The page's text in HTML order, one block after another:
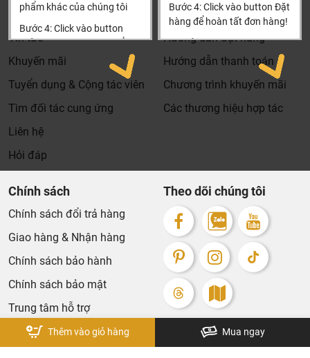
Thêm vào giỏ hàng Mua ngay
phẩm khác của chúng tôi
Bước 4: Click vào button
Tiến hành thanh toán để
thanh toán đơn hàng của
Xin cảm ơn khách hàng!!!
Bước 4: Click vào button Đặt
hàng để hoàn tất đơn hàng!
Xin cảm ơn khách hàng!!!
Tìm đại lý & Hợp tác
Tin tức
Khuyến mãi
Tuyển dụng & Cộng tác viên
Tìm đối tác cung ứng
Liên hệ
Hỏi đáp
Hướng dẫn mua hàng
Hướng dẫn đặt hàng
Hướng dẫn thanh toán
Chương trình khuyến mãi
Các thương hiệu hợp tác
Chính sách
Chính sách đổi trả hàng
Giao hàng & Nhận hàng
Chính sách bảo hành
Chính sách bảo mật
Trung tâm hỗ trợ
Theo dõi chúng tôi